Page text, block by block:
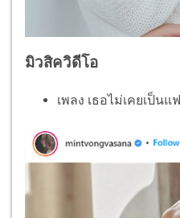
มิวสิควิดีโอ
เพลง เธอไม่เคยเป็น